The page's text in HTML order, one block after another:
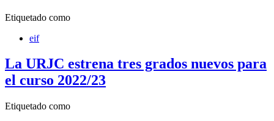
Etiquetado como
eif
La URJC estrena tres grados nuevos para
el curso 2022/23
Etiquetado como